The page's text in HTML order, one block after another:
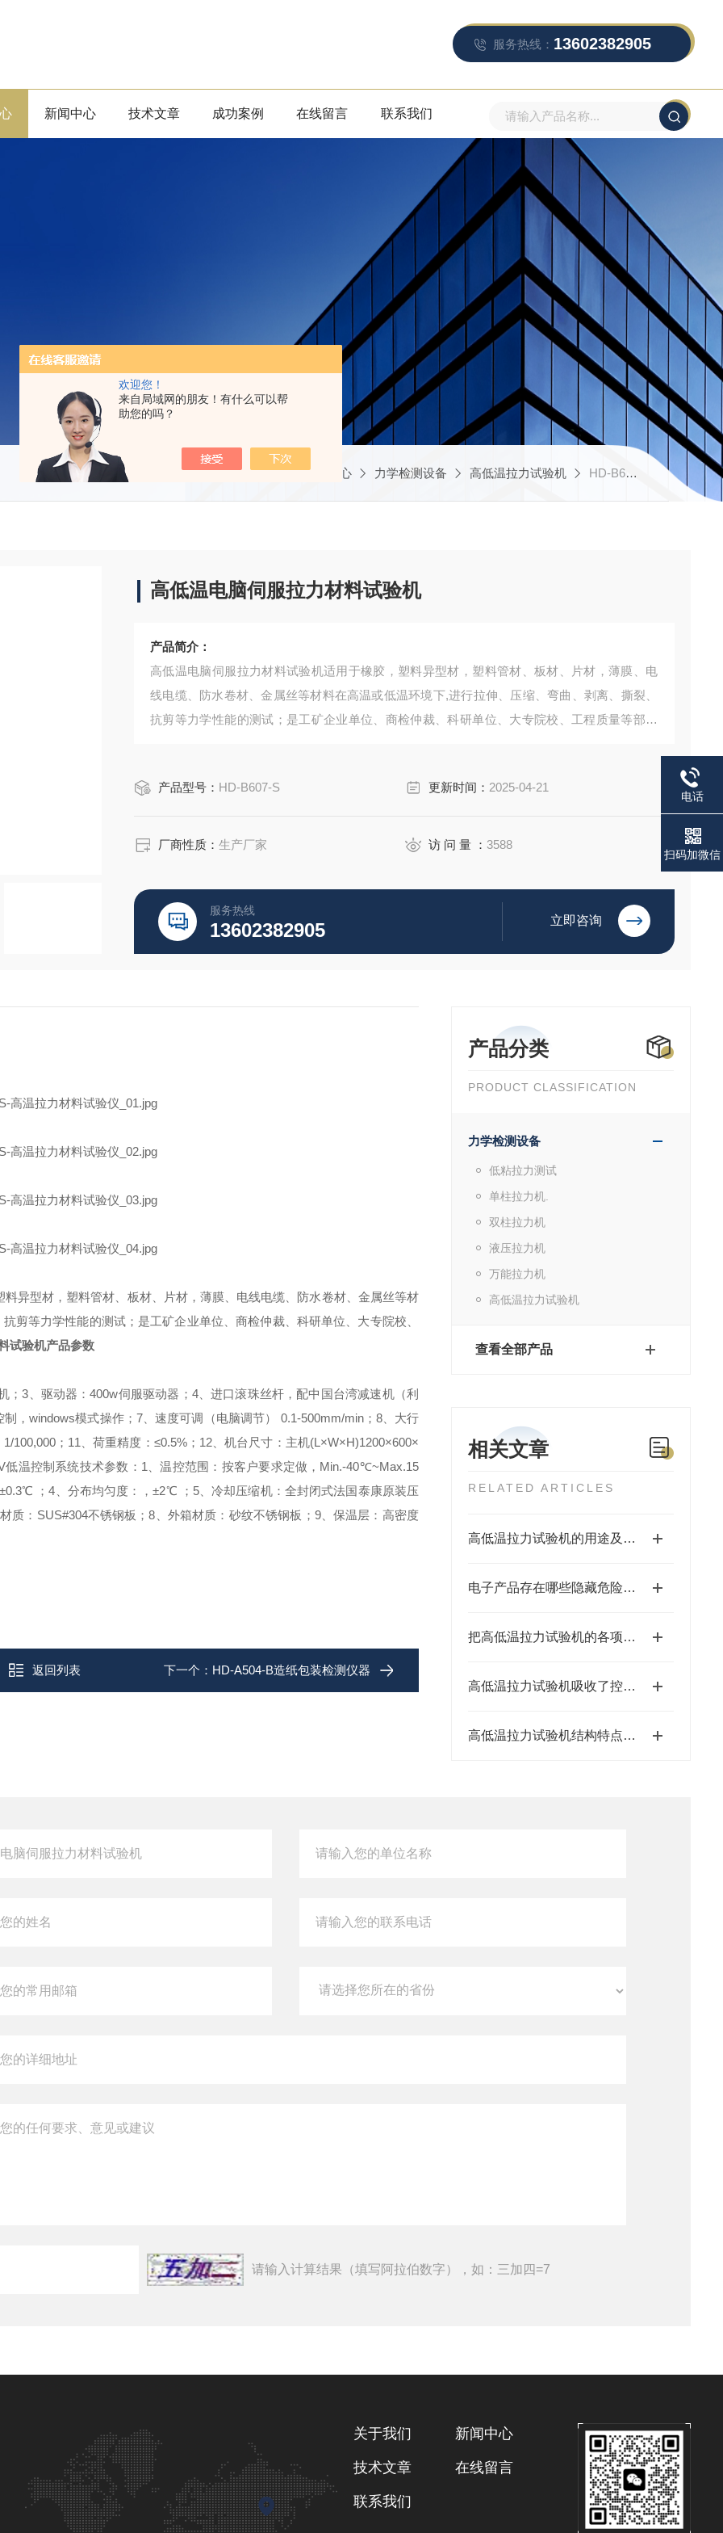
欢迎您！
来自局域网的朋友！有什么可以帮
助您的吗？
服务热线： 13602382905
新闻中心 技术文章 成功案例 在线留言 联系我们
当前位置：首页 产品中心 力学检测设备 高低温拉力试验机 HD-B607-S高低温电脑伺服拉力材料试验机
高低温电脑伺服拉力材料试验机
产品简介：
高低温电脑伺服拉力材料试验机适用于橡胶，塑料异型材，塑料管材、板材、片材，薄膜、电
线电缆、防水卷材、金属丝等材料在高温或低温环境下,进行拉伸、压缩、弯曲、剥离、撕裂、
抗剪等力学性能的测试；是工矿企业单位、商检仲裁、科研单位、大专院校、工程质量等部门
产品型号： HD-B607-S 更新时间： 2025-04-21
厂商性质：生产厂家 访 问 量 ：3588
服务热线
13602382905 立即咨询
产品分类
PRODUCT CLASSIFICATION
力学检测设备
低粘拉力测试
单柱拉力机.
双柱拉力机
液压拉力机
万能拉力机
高低温拉力试验机
查看全部产品
相关文章
RELATED ARTICLES
高低温拉力试验机的用途及特点
电子产品存在哪些隐藏危险呢？
把高低温拉力试验机的各项性能特征了解透彻，才能更好的使用它
高低温拉力试验机吸收了控制技术用于的多种试验
高低温拉力试验机结构特点和安全装置
异型材，塑料管材、板材、片材，薄膜、电线电缆、防水卷材、金属丝等材
剪等力学性能的测试；是工矿企业单位、商检仲裁、科研单位、大专院校、
试验机产品参数
；3、驱动器：400w伺服驱动器； 4、进口滚珠丝杆，配中国台湾减速机（利
，windows模式操作； 7、速度可调（电脑调节） 0.1-500mm/min； 8、大行
100,000； 11、荷重精度：≤0.5%； 12、机台尺寸：主机(L×W×H)1200×600×
低温控制系统技术参数： 1、温控范围：按客户要求定做，Min.-40℃~Max.15
；4、分布均匀度：，±2℃ ； 5、冷却压缩机：全封闭式法国泰康原装压
质：SUS#304不锈钢板；8、外箱材质：砂纹不锈钢板； 9、保温层：高密度
返回列表 下一个： HD-A504-B造纸包装检测仪器
请输入计算结果（填写阿拉伯数字），如：三加四=7
关于我们 新闻中心
技术文章 在线留言
联系我们
电话
扫码加微信